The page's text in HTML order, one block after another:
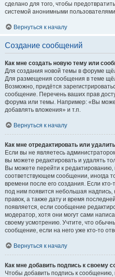
сделано для того, чтобы
системой анонимными
Вернуться к началу
Создание сообщений
Как мне создать новую тему или
Для создания новой темы в форуме
Для размещения сообщения в теме
Возможно, придётся
сообщение. Перечень ваших прав
форума или темы. Например: «Вы
добавлять вложения» и т.п.
Вернуться к началу
Как мне отредактировать или
Если вы не являетесь
вы можете редактировать и удалять
Вы можете перейти к редактированию,
соответствующем сообщении, иногда
времени после его создания. Если
под ним появится небольшая надпись,
правок, а также дату и время
появляется, если сообщение
модератор, хотя они могут сами
своему усмотрению. Учтите, что
сообщение, если на него уже кто-то
Вернуться к началу
Как мне добавить подпись к своему
Чтобы добавить подпись к